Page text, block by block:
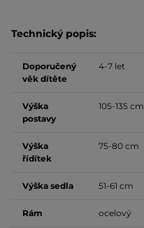
Technický popis:
Doporučený
věk dítěte
4-7 let
Výška
postavy
105-135 cm
Výška
řídítek
75-80 cm
Výška sedla 51-61 cm
Rám ocelový